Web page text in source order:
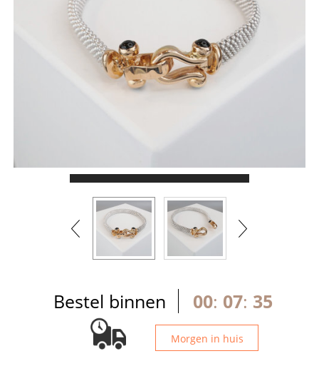
Bestel binnen 00: 07: 35
Morgen in huis